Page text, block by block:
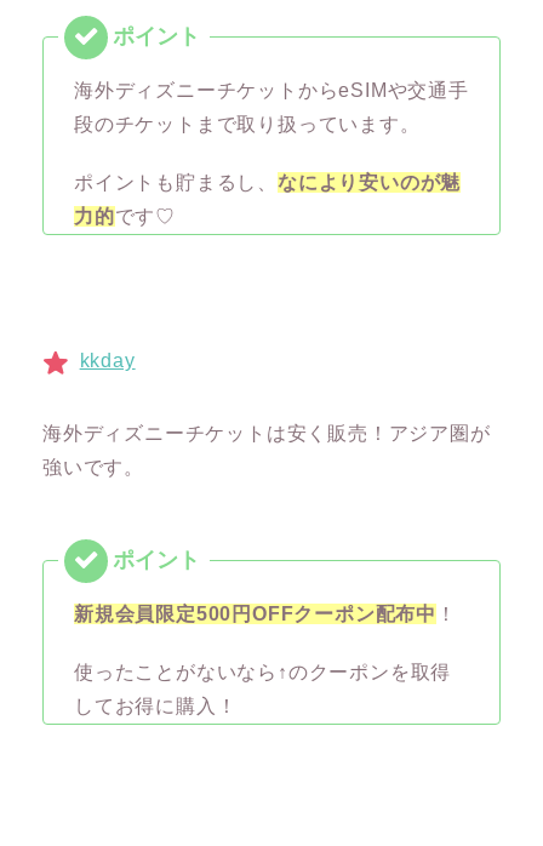
海外ディズニーチケットからeSIMや交通手
段のチケットまで取り扱っています。
ポイントも貯まるし、 なにより安いのが魅
力的です♡
kkday
海外ディズニーチケットは安く販売！アジア圏が
強いです。
新規会員限定500円OFFクーポン配布中 ！
使ったことがないなら↑のクーポンを取得
してお得に購入！